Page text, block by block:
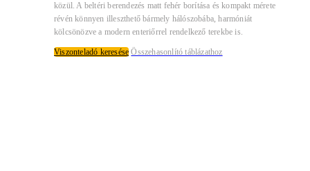
közül. A beltéri berendezés matt fehér borítása és kompakt mérete
révén könnyen illeszthető bármely hálószobába, harmóniát
kölcsönözve a modern enteriőrrel rendelkező terekbe is.
Viszonteladó keresése Összehasonlító táblázathoz